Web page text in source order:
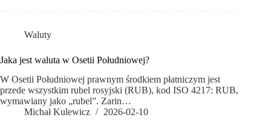
Waluty
Jaka jest waluta w Osetii Południowej?
W Osetii Południowej prawnym środkiem płatniczym jest
przede wszystkim rubel rosyjski (RUB), kod ISO 4217: RUB,
wymawiany jako „rubel”. Zarin…
Michał Kulewicz
2026-02-10